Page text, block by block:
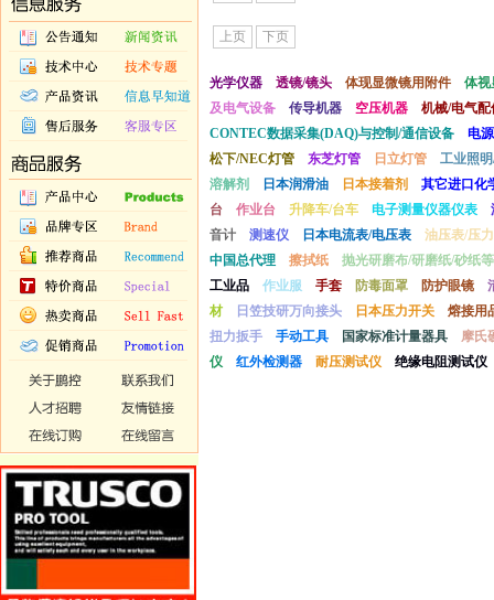
上页 下页
光学仪器 透镜/镜头 体现显微镜用附件
体视
及电气设备
传导机器 空压机器
机械/电气配
CONTEC数据采集(DAQ)与控制/通信设备
电
松下/NEC灯管
东芝灯管 日立灯管
工业照
溶解剂
日本润滑油 日本接着剂
其它进口化
台
作业台 升降车/台车 电子测量仪器仪表
音计
测速仪 日本电流表/电压表
油压表/压
中国总代理
擦拭纸
抛光研磨布/研磨纸/砂纸等
工业品
作业服 手套 防毒面罩 防护眼镜
材
日笠技研万向接头 日本压力开关
熔接用
扭力扳手
手动工具 国家标准计量器具
摩氏
仪
红外检测器 耐压测试仪 绝缘电阻测试仪